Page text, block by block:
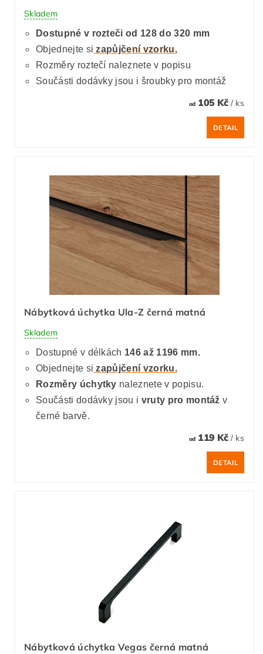
Skladem
Dostupné v rozteči od 128 do 320 mm
Objednejte si zapůjčení vzorku.
Rozměry roztečí naleznete v popisu
Součásti dodávky jsou i šroubky pro montáž
od105 Kč / ks
DETAIL
Nábytková úchytka Ula-Z černá matná
Skladem
Dostupné v délkách 146 až 1196 mm.
Objednejte si zapůjčení vzorku.
Rozměry úchytky naleznete v popisu.
Součásti dodávky jsou i vruty pro montáž v
černé barvě.
od119 Kč / ks
DETAIL
Nábytková úchytka Vegas černá matná